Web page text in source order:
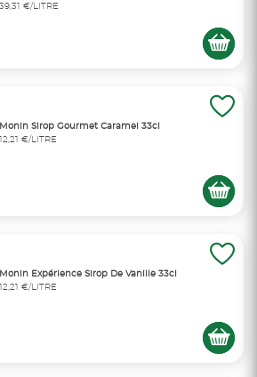
39,31 €/LITRE
Monin Sirop Gourmet Caramel 33cl
12,21 €/LITRE
Monin Expérience Sirop De Vanille 33cl
12,21 €/LITRE